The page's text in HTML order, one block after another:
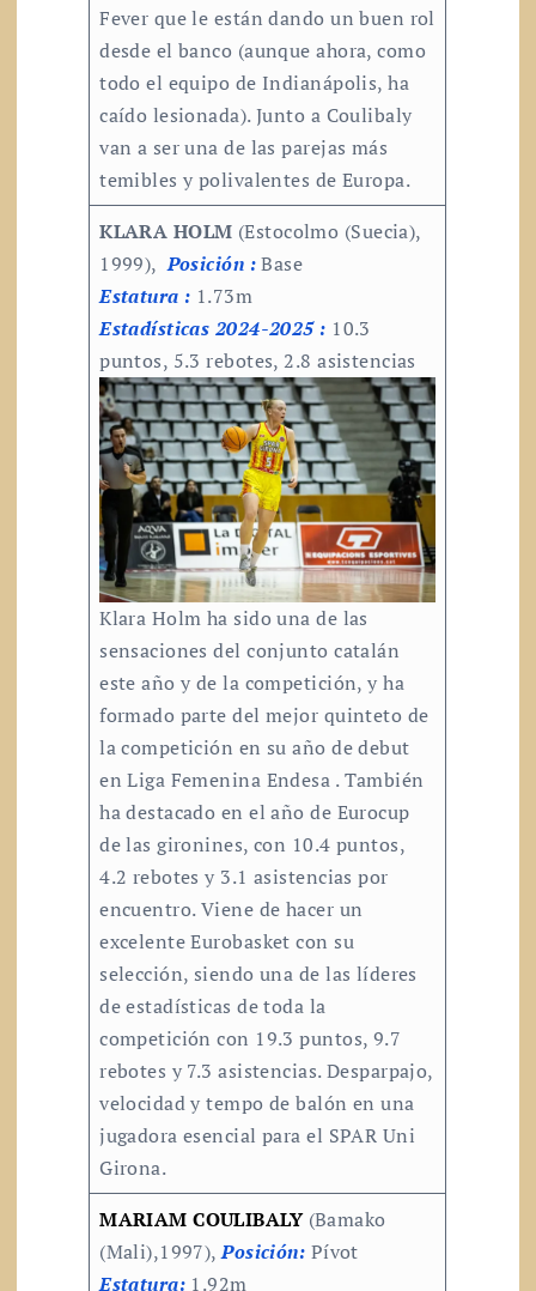
Fever que le están dando un buen rol
desde el banco (aunque ahora, como
todo el equipo de Indianápolis, ha
caído lesionada). Junto a Coulibaly
van a ser una de las parejas más
temibles y polivalentes de Europa.
KLARA HOLM (Estocolmo (Suecia),
1999),Posición :Base
Estatura : 1.73m
Estadísticas 2024-2025 : 10.3
puntos, 5.3 rebotes, 2.8 asistencias
Klara Holm ha sido una de las
sensaciones del conjunto catalán
este año y de la competición, y ha
formado parte del mejor quinteto de
la competición en su año de debut
en Liga Femenina Endesa . También
ha destacado en el año de Eurocup
de las gironines, con 10.4 puntos,
4.2 rebotes y 3.1 asistencias por
encuentro. Viene de hacer un
excelente Eurobasket con su
selección, siendo una de las líderes
de estadísticas de toda la
competición con 19.3 puntos, 9.7
rebotes y 7.3 asistencias. Desparpajo,
velocidad y tempo de balón en una
jugadora esencial para el SPAR Uni
Girona.
MARIAM COULIBALY(Bamako
(Mali),1997),Posición: Pívot
Estatura: 1.92m